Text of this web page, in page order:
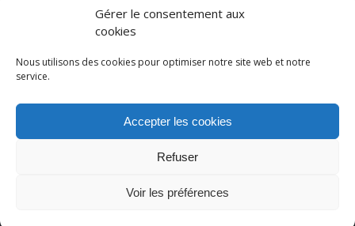
Gérer le consentement aux
cookies
Nous utilisons des cookies pour optimiser notre site web et notre
service.
Accepter les cookies
Refuser
Voir les préférences
CA SE PASSE À FRANCE SERVICES
DE QUINGEY
Tous droits réservés © 2023 Commune de Quingey / Création -